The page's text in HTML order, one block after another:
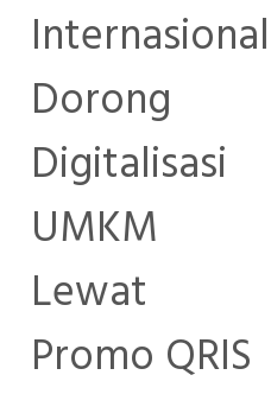
Internasional
Dorong
Digitalisasi
UMKM
Lewat
Promo QRIS